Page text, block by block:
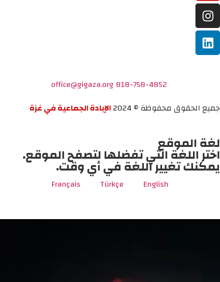
818-758-4852
office@gigaza.org
جميع الحقوق محفوظة © 2024
الإبادة الجماعية في غزة
لغة الموقع
اختر اللغة التي تفضلها لتصفح الموقع.
يمكنك تغيير اللغة في أي وقت.
English
Türkçe
Français